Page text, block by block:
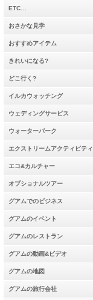
ETC…
おさかな見学
おすすめアイテム
きれいになる?
どこ行く?
イルカウォッチング
ウェディングサービス
ウォーターパーク
エクストリームアクティビティ
エコ&カルチャー
オプショナルツアー
グアムでのビジネス
グアムのイベント
グアムのレストラン
グアムの動画&ビデオ
グアムの地図
グアムの旅行会社